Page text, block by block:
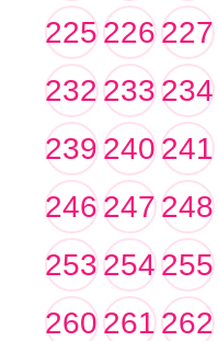
225226227
232233234
239240241
246247248
253254255
260261262